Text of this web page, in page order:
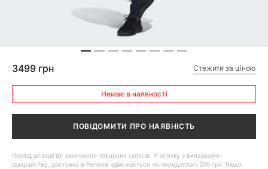
3499 грн Стежити за ціною
Немає в наявності
ПОВІДОМИТИ ПРО НАЯВНІСТЬ
Період дії акції до закінчення товарних запасів. У зв'язку з випадками
шахрайства, доставка в Регіони здійснюється по передоплаті 200 грн. Якщо